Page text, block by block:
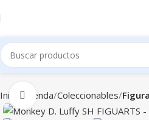
Inicio Tienda Coleccionables
Clic para ampliar